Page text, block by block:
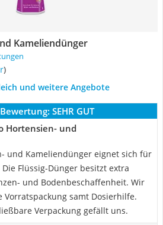
Kameliendünger
)
und weitere Angebote
SEHR GUT
Hortensien- und
und Kameliendünger eignet sich für
Flüssig-Dünger besitzt extra
und Bodenbeschaffenheit. Wir
Vorratspackung samt Dosierhilfe.
Verpackung gefällt uns.